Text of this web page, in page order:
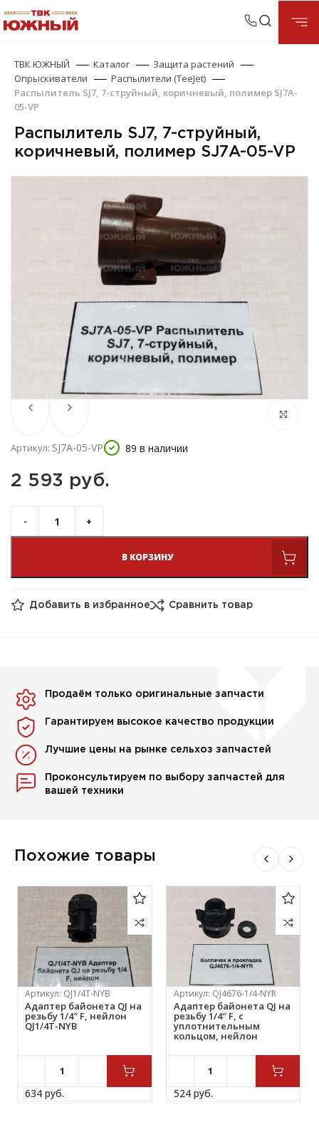
ТВК ЮЖНЫЙ Каталог
Защита растений
Опрыскиватели
Распылители (TeeJet)
Распылитель SJ7, 7-струйный, коричневый, полимер SJ7A-
05-VP
Распылитель SJ7, 7-струйный,
коричневый, полимер SJ7A-05-VP
Артикул: SJ7A-05-VP 89 в наличии
2 593 руб.
В КОРЗИНУ
Добавить в избранное Сравнить товар
Продаём только оригинальные запчасти
Гарантируем высокое качество продукции
Лучшие цены на рынке сельхоз запчастей
Проконсультируем по выбору запчастей для
вашей техники
Похожие товары
Артикул: QJ1/4T-NYB
Адаптер байонета QJ на
резьбу 1/4″ F, нейлон
QJ1/4T-NYB
634 руб.
Артикул: QJ4676-1/4-NYR
Адаптер байонета QJ на
резьбу 1/4″ F, с
уплотнительным
кольцом, нейлон
524 руб.